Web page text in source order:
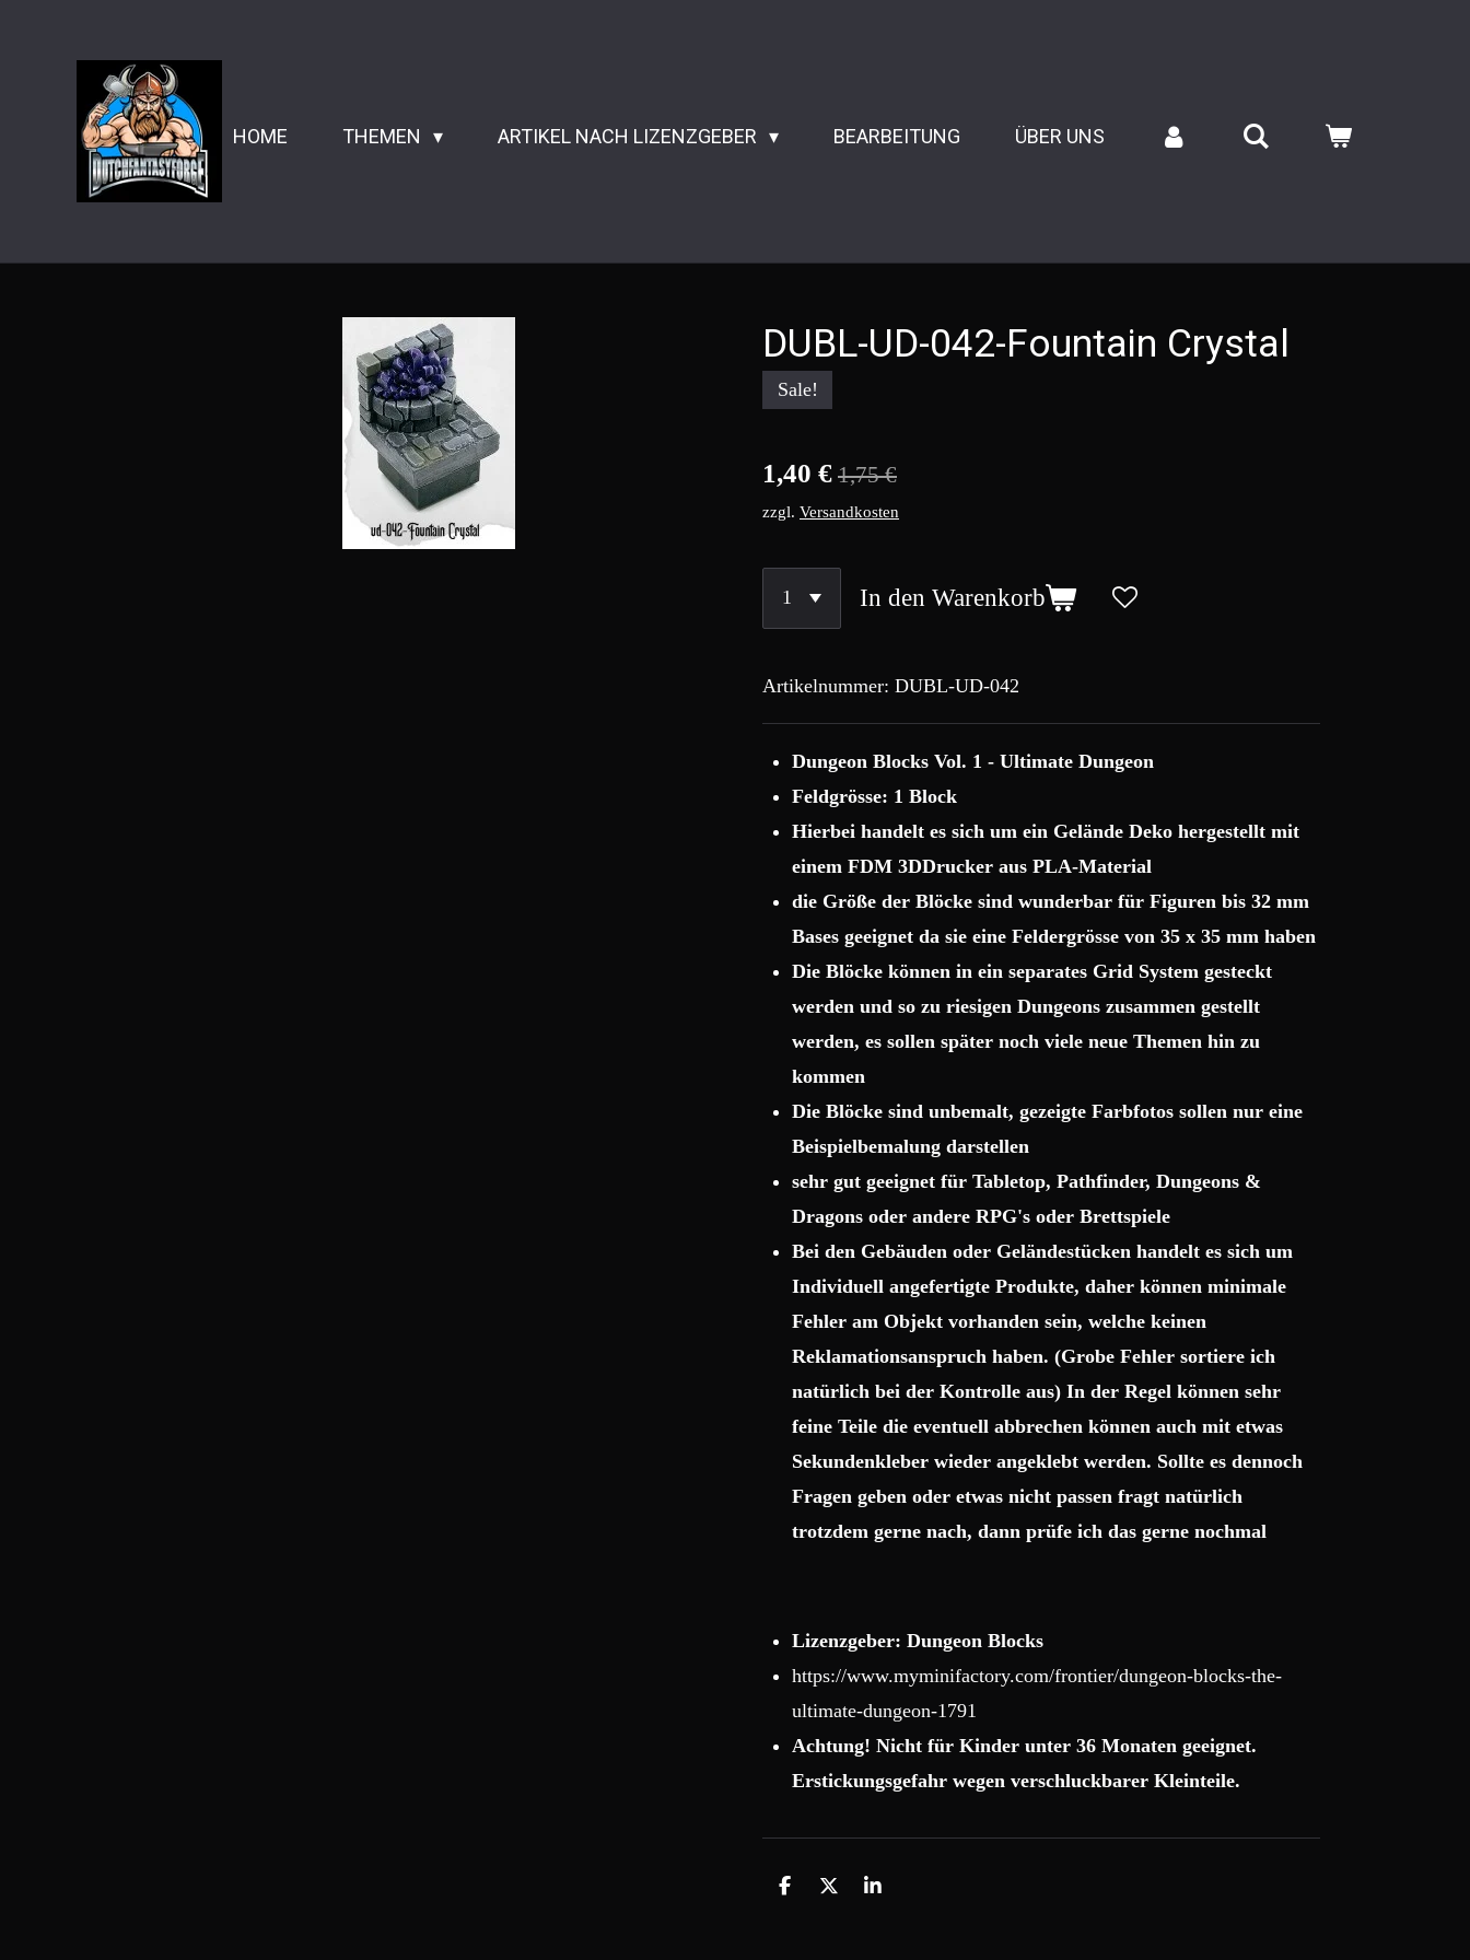
Hauptinhalt
HOME THEMEN ARTIKEL NACH LIZENZGEBER BEARBEITUNG ÜBER UNS
DUBL-UD-042-Fountain Crystal
Sale!
1,40 € 1,75 €
zzgl. Versandkosten
In den Warenkorb
Artikelnummer: DUBL-UD-042
Dungeon Blocks Vol. 1 - Ultimate Dungeon
Feldgrösse: 1 Block
Hierbei handelt es sich um ein Gelände Deko hergestellt mit
einem FDM 3DDrucker aus PLA-Material
die Größe der Blöcke sind wunderbar für Figuren bis 32 mm
Bases geeignet da sie eine Feldergrösse von 35 x 35 mm haben
Die Blöcke können in ein separates Grid System gesteckt
werden und so zu riesigen Dungeons zusammen gestellt
werden, es sollen später noch viele neue Themen hin zu
kommen
Die Blöcke sind unbemalt, gezeigte Farbfotos sollen nur eine
Beispielbemalung darstellen
sehr gut geeignet für Tabletop, Pathfinder, Dungeons &
Dragons oder andere RPG's oder Brettspiele
Bei den Gebäuden oder Geländestücken handelt es sich um
Individuell angefertigte Produkte, daher können minimale
Fehler am Objekt vorhanden sein, welche keinen
Reklamationsanspruch haben. (Grobe Fehler sortiere ich
natürlich bei der Kontrolle aus) In der Regel können sehr
feine Teile die eventuell abbrechen können auch mit etwas
Sekundenkleber wieder angeklebt werden. Sollte es dennoch
Fragen geben oder etwas nicht passen fragt natürlich
trotzdem gerne nach, dann prüfe ich das gerne nochmal
Lizenzgeber: Dungeon Blocks
https://www.myminifactory.com/frontier/dungeon-blocks-the-
ultimate-dungeon-1791
Achtung! Nicht für Kinder unter 36 Monaten geeignet.
Erstickungsgefahr wegen verschluckbarer Kleinteile.
T
T
T